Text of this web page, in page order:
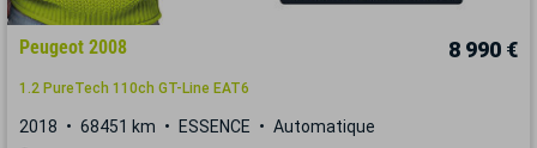
Peugeot 2008 8 990 €
1.2 PureTech 110ch GT-Line EAT6
2018 68451 km ESSENCE Automatique